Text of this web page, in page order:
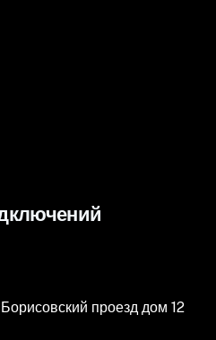
проезд дом 12